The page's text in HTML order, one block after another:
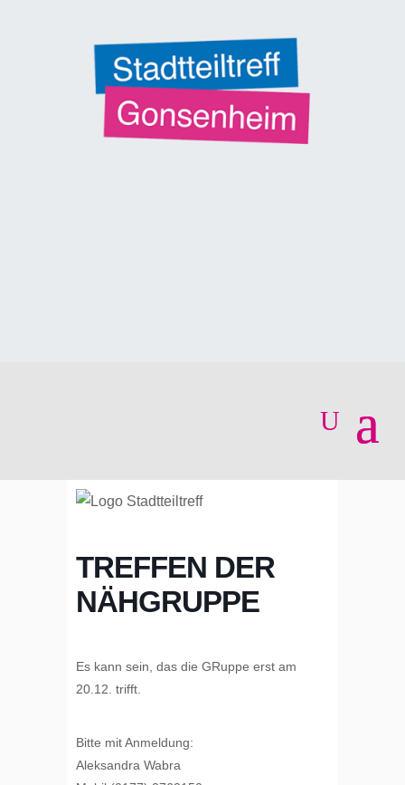
TREFFEN DER
NÄHGRUPPE
Es kann sein, das die GRuppe erst am
20.12. trifft.
Bitte mit Anmeldung:
Aleksandra Wabra